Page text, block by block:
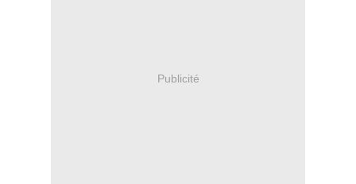
Publicité